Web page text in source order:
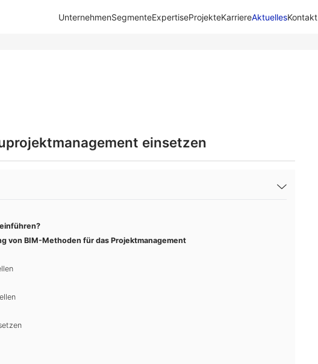
UnternehmenSegmenteExpertiseProjekteKarriereAktuellesKontakt
einsetzen
von BIM-Methoden für das Projektmanagement